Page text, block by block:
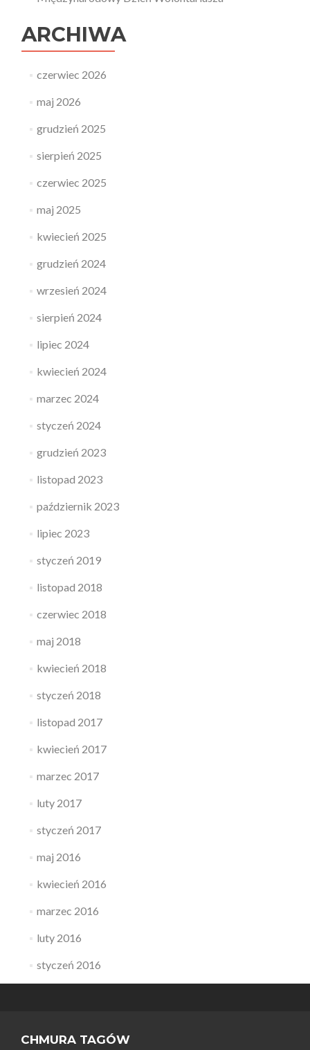
ARCHIWA
czerwiec 2026
maj 2026
grudzień 2025
sierpień 2025
czerwiec 2025
maj 2025
kwiecień 2025
grudzień 2024
wrzesień 2024
sierpień 2024
lipiec 2024
kwiecień 2024
marzec 2024
styczeń 2024
grudzień 2023
listopad 2023
październik 2023
lipiec 2023
styczeń 2019
listopad 2018
czerwiec 2018
maj 2018
kwiecień 2018
styczeń 2018
listopad 2017
kwiecień 2017
marzec 2017
luty 2017
styczeń 2017
maj 2016
kwiecień 2016
marzec 2016
luty 2016
styczeń 2016
CHMURA TAGÓW